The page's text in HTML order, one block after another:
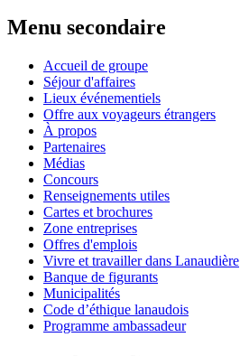
Menu secondaire
Accueil de groupe
Séjour d'affaires
Lieux événementiels
Offre aux voyageurs étrangers
À propos
Partenaires
Médias
Concours
Renseignements utiles
Cartes et brochures
Zone entreprises
Offres d'emplois
Vivre et travailler dans Lanaudière
Banque de figurants
Municipalités
Code d’éthique lanaudois
Programme ambassadeur